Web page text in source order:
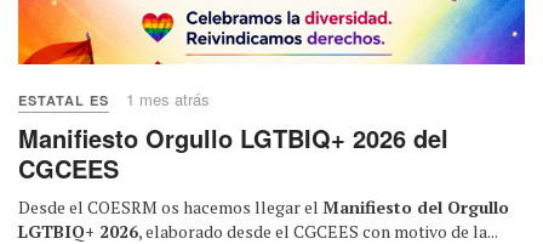
ESTATAL ES 1 mes atrás
Manifiesto Orgullo LGTBIQ+ 2026 del
CGCEES
Desde el COESRM os hacemos llegar el Manifiesto del Orgullo
LGTBIQ+ 2026, elaborado desde el CGCEES con motivo de la...